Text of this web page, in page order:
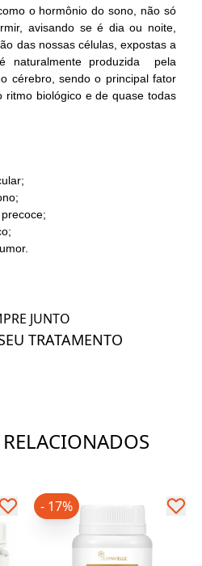
o hormônio do sono, não só
avisando se é dia ou noite,
das nossas células, expostas a
naturalmente produzida pela
cérebro, sendo o principal fator
ritmo biológico e de quase todas
JUNTO
TRATAMENTO
- 17%